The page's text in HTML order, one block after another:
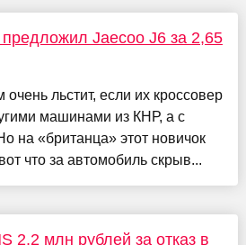
Jaecoo J6 за 2,65
льстит, если их кроссовер
машинами из КНР, а с
на «британца» этот новичок
что за автомобиль скрыв...
2,2 млн рублей за отказ в